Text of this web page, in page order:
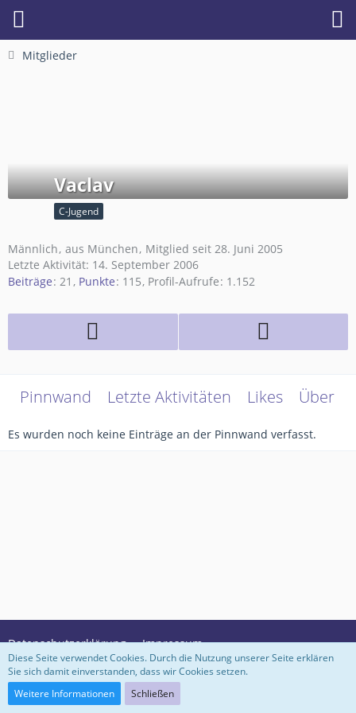
Mitglieder
Vaclav
C-Jugend
Männlich aus München Mitglied seit 28. Juni 2005
Letzte Aktivität: 14. September 2006
Beiträge 21 Punkte 115 Profil-Aufrufe 1.152
Pinnwand Letzte Aktivitäten Likes Über
Es wurden noch keine Einträge an der Pinnwand verfasst.
Datenschutzerklärung Impressum
Community-Software:
Diese Seite verwendet Cookies. Durch die Nutzung unserer Seite erklären
Sie sich damit einverstanden, dass wir Cookies setzen.
Weitere Informationen
Schließen